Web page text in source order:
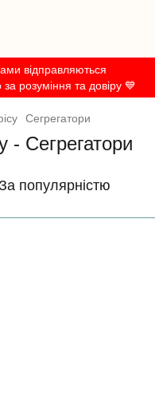
відправляються
розуміння та довіру 💙
Сегрегатори
- Сегрегатори
популярністю